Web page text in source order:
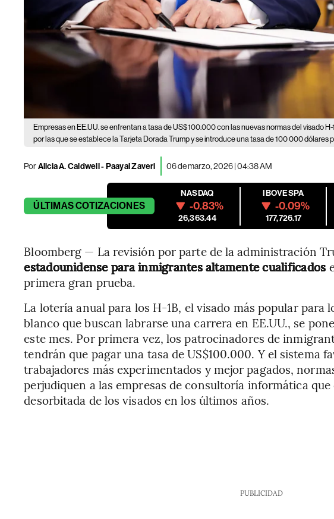
Empresas en EE.UU. se enfrentan a tasa de US$100.000 con las nuevas normas del visado H-
por las que se establece la Tarjeta Dorada Trump y se introduce una tasa de 100 000 dólares
PorAlicia A. Caldwell - Paayal Zaveri 06 de marzo, 2026 | 04:38 AM
ÚLTIMASCOTIZACIONES
NASDAQ
-0.83%
26,363.44
IBOVESPA
-0.09%
177,726.17
Bloomberg — La revisión por parte de la administración
estadounidense para inmigrantes altamente cualificados
primera gran prueba.
La lotería anual para los H-1B, el visado más popular para
blanco que buscan labrarse una carrera en EE.UU., se
este mes. Por primera vez, los patrocinadores de
tendrán que pagar una tasa de US$100.000. Y el sistema
trabajadores más experimentados y mejor pagados,
perjudiquen a las empresas de consultoría informática
desorbitada de los visados en los últimos años.
PUBLICIDAD